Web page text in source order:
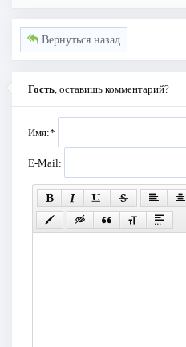
Вернуться назад
Гость, оставишь комментарий?
Имя:*
E-Mail: